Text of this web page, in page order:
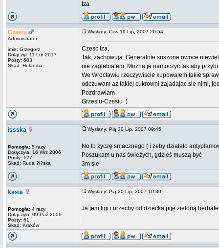
Iza
Czesiu
Administrator
imie: Grzegorz
Dołączył: 11 Lut 2017
Posty: 603
Skąd: Holandia
Wysłany: Czw 19 Lip, 2007 20:54
Czesc Iza,
Tak, zachowuja. Generalnie suszone owoce
nie zaglebialem. Mozna je namoczyc tak aby
We Wroclawiu rzeczywiscie kupowalem takie
odczuwam az takiej cukrowni zajadajac sie nimi,
Pozdrawiam
Grzesiu-Czesiu :)
issska
Pomogła: 5 razy
Dołączyła: 16 Wrz 2006
Posty: 127
Skąd: Ruda ?l?ska
Wysłany: Pią 20 Lip, 2007 09:45
No to życzę smacznego ( i żeby działało
Poszukam u nas świeżych, gdzieś muszą być
3m sie
kasia
Pomogła: 4 razy
Dołączyła: 09 Paź 2006
Posty: 61
Skąd: Kraków
Wysłany: Pią 20 Lip, 2007 10:30
Ja jem figi i orzechy od dziecka pije zieloną